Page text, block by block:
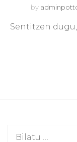
by
Sentitzen dugu,
Bilatu: